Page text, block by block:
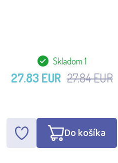
Skladom 1
27.83 EUR 27.84 EUR
Do košíka